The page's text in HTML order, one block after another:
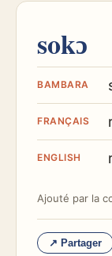
sokɔ
BAMBARA
FRANÇAIS
ENGLISH
Ajouté par la
↗ Partager